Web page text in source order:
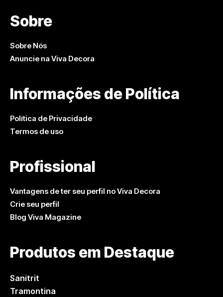
Sobre
Sobre Nós
Anuncie na Viva Decora
Informações de Política
Política de Privacidade
Termos de uso
Profissional
Vantagens de ter seu perfil no Viva Decora
Crie seu perfil
Blog Viva Magazine
Produtos em Destaque
Sanitrit
Tramontina